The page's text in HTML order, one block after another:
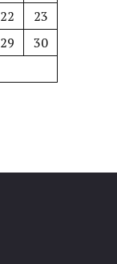
22
23
29
30